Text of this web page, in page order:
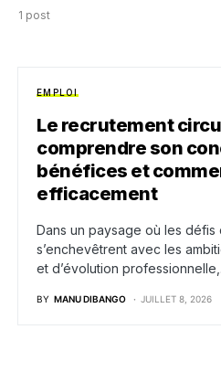
1 post
EMPLOI
Le recrutement
comprendre son
bénéfices et
efficacement
Dans un paysage où les défis
s’enchevêtrent avec les
et d’évolution
BY MANU DIBANGO JUILLET 8, 2026